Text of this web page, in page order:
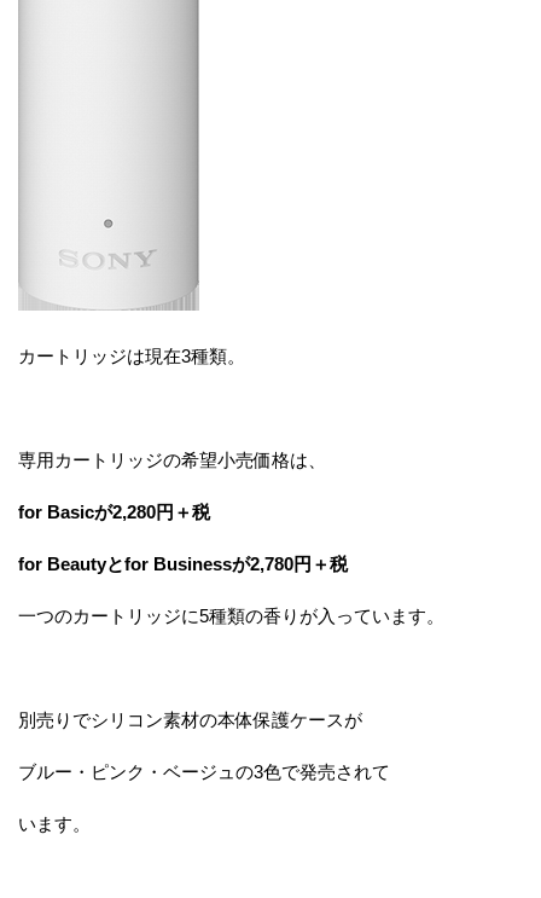
カートリッジは現在3種類。
専用カートリッジの希望小売価格は、
for Basicが2,280円＋税
for Beautyとfor Businessが2,780円＋税
一つのカートリッジに5種類の香りが入っています。
別売りでシリコン素材の本体保護ケースが
ブルー・ピンク・ベージュの3色で発売されて
います。